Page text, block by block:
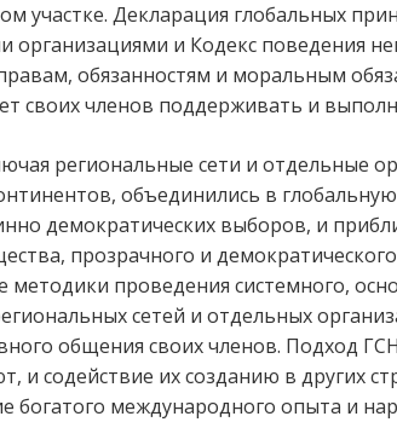
участке. Декларация глобальных
организациями и Кодекс поведения
обязанностям и моральным
своих членов поддерживать и
региональные сети и отдельные
объединились в
демократических выборов, и
прозрачного и
методики проведения системного,
сетей и отдельных
общения своих членов. Подход
и содействие их созданию в других
богатого международного опыта и